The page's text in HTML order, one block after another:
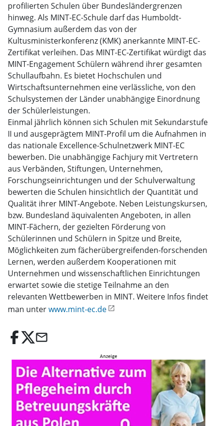
profilierten Schulen über Bundesländergrenzen
hinweg. Als MINT-EC-Schule darf das Humboldt-
Gymnasium außerdem das von der
Kultusministerkonferenz (KMK) anerkannte MINT-EC-
Zertifikat verleihen. Das MINT-EC-Zertifikat würdigt das
MINT-Engagement Schülern während ihrer gesamten
Schullaufbahn. Es bietet Hochschulen und
Wirtschaftsunternehmen eine verlässliche, von den
Schulsystemen der Länder unabhängige Einordnung
der Schülerleistungen.
Einmal jährlich können sich Schulen mit Sekundarstufe
II und ausgeprägtem MINT-Profil um die Aufnahmen in
das nationale Excellence-Schulnetzwerk MINT-EC
bewerben. Die unabhängige Fachjury mit Vertretern
aus Verbänden, Stiftungen, Unternehmen,
Forschungseinrichtungen und der Schulverwaltung
bewerten die Schulen hinsichtlich der Quantität und
Qualität ihrer MINT-Angebote. Neben Leistungskursen,
bzw. Bundesland äquivalenten Angeboten, in allen
MINT-Fächern, der gezielten Förderung von
Schülerinnen und Schülern in Spitze und Breite,
Möglichkeiten zum fächerübergreifenden-forschenden
Lernen, werden außerdem Kooperationen mit
Unternehmen und wissenschaftlichen Einrichtungen
erwartet sowie die stetige Teilnahme an den
relevanten Wettbewerben in MINT. Weitere Infos findet
man unterwww.mint-ec.de
email